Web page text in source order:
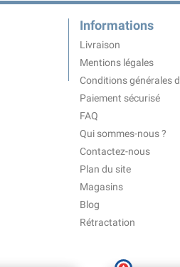
Informations
Livraison
Mentions légales
Conditions générales
Paiement sécurisé
FAQ
Qui sommes-nous ?
Contactez-nous
Plan du site
Magasins
Blog
Rétractation